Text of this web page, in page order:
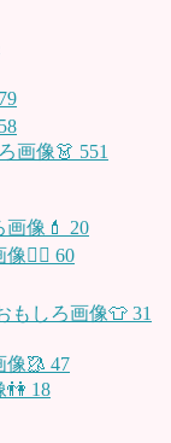
79
58
画像👗 551
像💄 20
👱‍♀️ 60
もしろ画像👕 31
像🥻 47
👫 18